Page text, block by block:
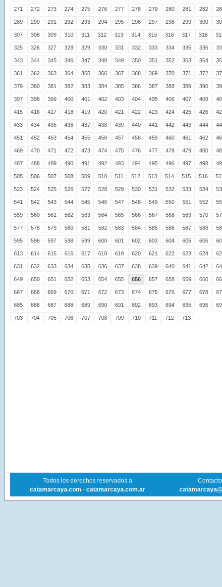
271 272 273 274 275 276 277 278 279 280 281 282
289 290 291 292 293 294 295 296 297 298 299 300
307 308 309 310 311 312 313 314 315 316 317 318
325 326 327 328 329 330 331 332 333 334 335 336
343 344 345 346 347 348 349 350 351 352 353 354
361 362 363 364 365 366 367 368 369 370 371 372
379 380 381 382 383 384 385 386 387 388 389 390
397 398 399 400 401 402 403 404 405 406 407 408
415 416 417 418 419 420 421 422 423 424 425 426
433 434 435 436 437 438 439 440 441 442 443 444
451 452 453 454 455 456 457 458 459 460 461 462
469 470 471 472 473 474 475 476 477 478 479 480
487 488 489 490 491 492 493 494 495 496 497 498
505 506 507 508 509 510 511 512 513 514 515 516
523 524 525 526 527 528 529 530 531 532 533 534
541 542 543 544 545 546 547 548 549 550 551 552
559 560 561 562 563 564 565 566 567 568 569 570
577 578 579 580 581 582 583 584 585 586 587 588
595 596 597 598 599 600 601 602 603 604 605 606
613 614 615 616 617 618 619 620 621 622 623 624
631 632 633 634 635 636 637 638 639 640 641 642
649 650 651 652 653 654 655 656 657 658 659 660
667 668 669 670 671 672 673 674 675 676 677 678
685 686 687 688 689 690 691 692 693 694 695 696
703 704 705 706 707 708 709 710 711 712 713
Todos los derechos reservados a
catamarcaya.com - catamarcaya.com.ar